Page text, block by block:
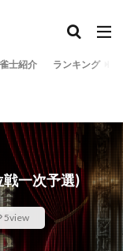
士紹介 ランキング
戦一次予選)
5view